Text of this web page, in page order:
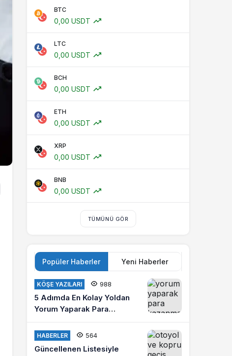
BTC
0,00 USDT
LTC
0,00 USDT
BCH
0,00 USDT
ETH
0,00 USDT
XRP
0,00 USDT
BNB
0,00 USDT
TÜMÜNÜ GÖR
Popüler Haberler Yeni Haberler
KÖŞE YAZILARI 988
5 Adımda En Kolay Yoldan
Yorum Yaparak Para
Kazanma
HABERLER 564
Güncellenen Listesiyle